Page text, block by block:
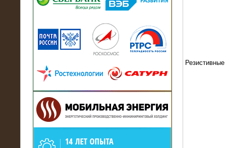
Активно-реактивные нагрузочные
модули 15 МВт (21,5 МВА) На Кубок
конфедераций